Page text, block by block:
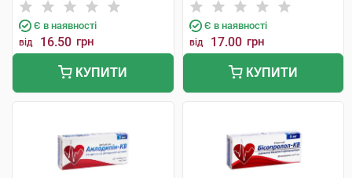
Є в наявності
від 16.50 грн
КУПИТИ
Є в наявності
від 17.00 грн
КУПИТИ